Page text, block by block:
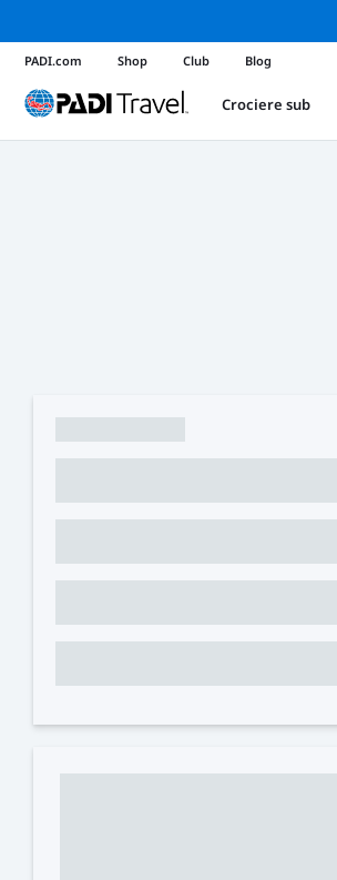
PADI.com Shop Club Blog
Crociere sub